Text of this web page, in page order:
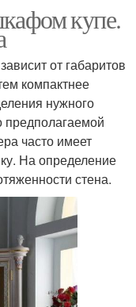
купе.
от габаритов
компактнее
нужного
часто имеет
На определение
стена.